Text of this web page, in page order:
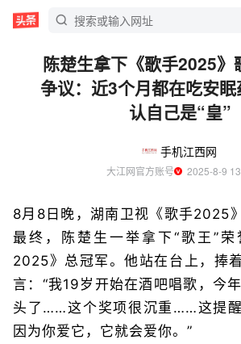
陈楚生拿下《歌手2025》
争议：近3个月都在吃安
认自己是“皇”
手机江西网
大江网官方账号
2025-8-9
8月8日晚，湖南卫视《歌手2025
最终，陈楚生一举拿下“歌王”
2025》总冠军。他站在台上，捧
言：“我19岁开始在酒吧唱歌，今
头了……这个奖项很沉重……这提醒
因为你爱它，它就会爱你。”